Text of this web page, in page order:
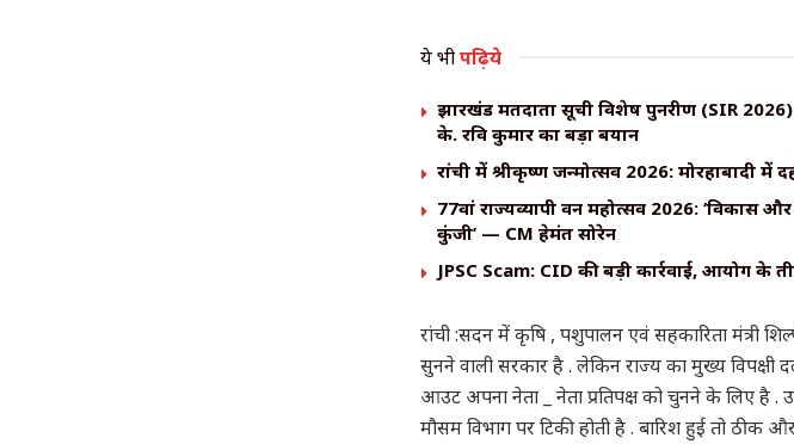
ये भीपढ़िये
झारखंड मतदाता सूची विशेष पुनरीक्षण (SIR
के. रवि कुमार का बड़ा बयान
रांची में श्रीकृष्ण जन्मोत्सव 2026: मोरहाबादी में
77वां राज्यव्यापी वन महोत्सव 2026: ‘विकास
कुंजी’ — CM हेमंत सोरेन
JPSC Scam: CID की बड़ी कार्रवाई, आयोग के
रांची :सदन में कृषि , पशुपालन एवं सहकारिता मंत्री
सुनने वाली सरकार है . लेकिन राज्य का मुख्य
आउट अपना नेता _ नेता प्रतिपक्ष को चुनने के लिए है .
मौसम विभाग पर टिकी होती है . बारिश हुई तो ठीक